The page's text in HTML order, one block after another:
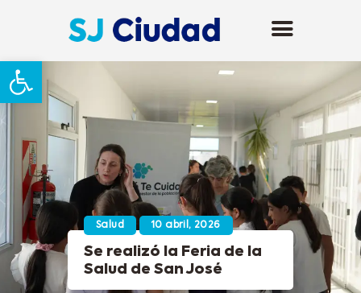
Abrir barra de herramientas
Salud 10 abril, 2026
Se realizó la Feria de la
Salud de San José